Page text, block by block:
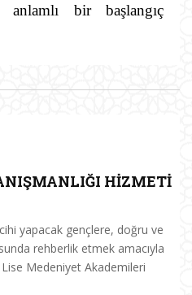
anlamlı bir başlangıç
HİZMETİ
yapacak gençlere, doğru ve
rehberlik etmek amacıyla
Medeniyet Akademileri